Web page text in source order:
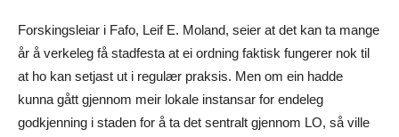
Forskingsleiar i Fafo, Leif E. Moland, seier at det kan ta mange
år å verkeleg få stadfesta at ei ordning faktisk fungerer nok til
at ho kan setjast ut i regulær praksis. Men om ein hadde
kunna gått gjennom meir lokale instansar for endeleg
godkjenning i staden for å ta det sentralt gjennom LO, så ville